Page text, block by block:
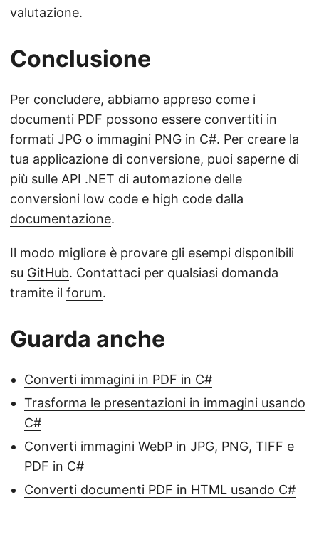
valutazione.
Conclusione
Per concludere, abbiamo appreso come i
documenti PDF possono essere convertiti in
formati JPG o immagini PNG in C#. Per creare la
tua applicazione di conversione, puoi saperne di
più sulle API .NET di automazione delle
conversioni low code e high code dalla
documentazione.
Il modo migliore è provare gli esempi disponibili
su GitHub. Contattaci per qualsiasi domanda
tramite il forum.
Guarda anche
Converti immagini in PDF in C#
Trasforma le presentazioni in immagini usando
C#
Converti immagini WebP in JPG, PNG, TIFF e
PDF in C#
Converti documenti PDF in HTML usando C#